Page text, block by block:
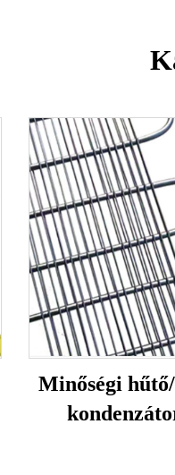
Minőségi